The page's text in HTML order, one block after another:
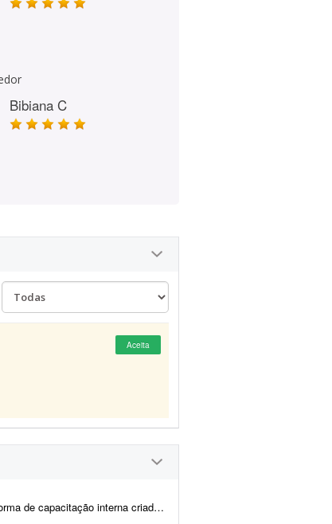
Bibiana C
Aceita
fortalecer a cultura organizacional e gar...